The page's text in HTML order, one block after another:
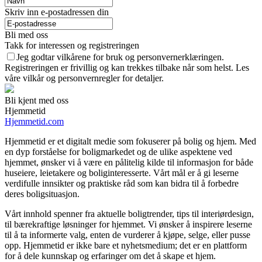
Skriv inn e-postadressen din
Bli med oss
Takk for interessen og registreringen
Jeg godtar vilkårene for bruk og personvernerklæringen.
Registreringen er frivillig og kan trekkes tilbake når som helst. Les
våre vilkår og personvernregler for detaljer.
Bli kjent med oss
Hjemmetid
Hjemmetid.com
Hjemmetid er et digitalt medie som fokuserer på bolig og hjem. Med
en dyp forståelse for boligmarkedet og de ulike aspektene ved
hjemmet, ønsker vi å være en pålitelig kilde til informasjon for både
huseiere, leietakere og boliginteresserte. Vårt mål er å gi leserne
verdifulle innsikter og praktiske råd som kan bidra til å forbedre
deres boligsituasjon.
Vårt innhold spenner fra aktuelle boligtrender, tips til interiørdesign,
til bærekraftige løsninger for hjemmet. Vi ønsker å inspirere leserne
til å ta informerte valg, enten de vurderer å kjøpe, selge, eller pusse
opp. Hjemmetid er ikke bare et nyhetsmedium; det er en plattform
for å dele kunnskap og erfaringer om det å skape et hjem.